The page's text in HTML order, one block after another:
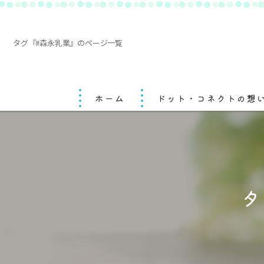
タグ『#森永乳業』のページ一覧
ホーム ドット・コネクトの想